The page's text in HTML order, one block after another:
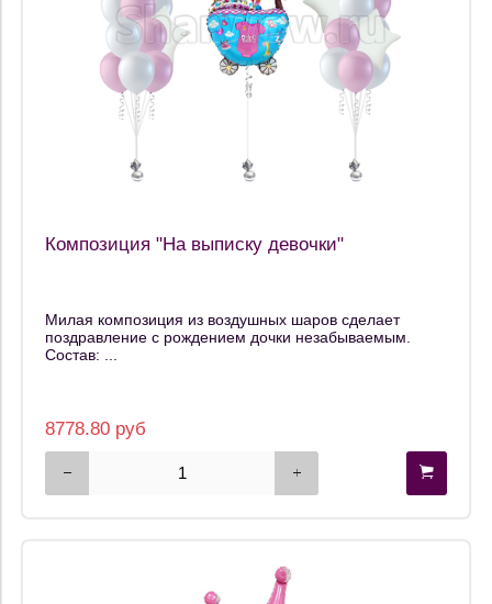
Композиция "На выписку девочки"
Милая композиция из воздушных шаров сделает
поздравление с рождением дочки незабываемым.
Состав: ...
8778.80 руб